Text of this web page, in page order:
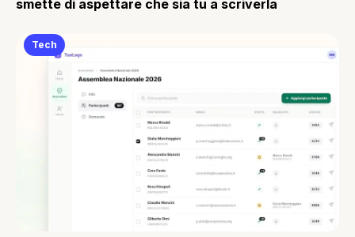
smette di aspettare che sia tu a scriverla
Tech